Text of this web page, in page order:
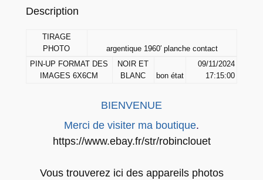
A
H
Description
TIRAGE
PHOTO
argentique 1960′ planche contact
PIN-UP FORMAT DES
IMAGES 6X6CM
NOIR ET
BLANC
bon état
09/11/2024
17:15:00
BIENVENUE
Merci de visiter ma boutique.
https://www.ebay.fr/str/robinclouet
Vous trouverez ici des appareils photos